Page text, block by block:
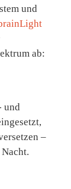
und
ab:
und
–